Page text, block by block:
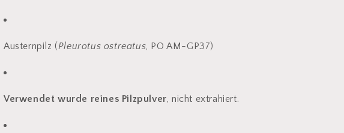
Austernpilz (Pleurotus ostreatus, PO AM-GP37)
Verwendet wurde reines Pilzpulver, nicht extrahiert.